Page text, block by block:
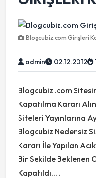
Blogcubiz.com Girişleri
admin 02.12.2012
Blogcubiz .com
Kapatılma Kararı
Siteleri Yayınlarına
Blogcubiz Nedensiz
Kararı İle Yapılan
Bir Sekilde Beklenen
Kapatıldı.....